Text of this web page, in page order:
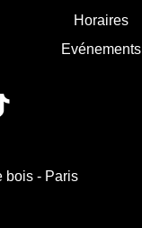
Horaires
Evénements
bois - Paris